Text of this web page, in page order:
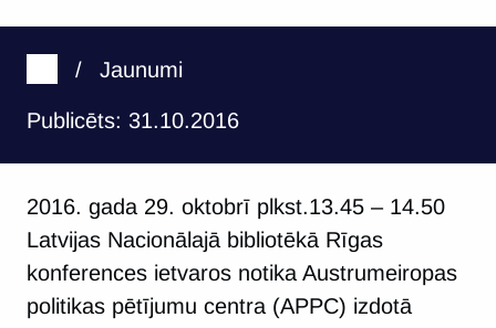
/ Jaunumi
Publicēts: 31.10.2016
2016. gada 29. oktobrī plkst.13.45 – 14.50
Latvijas Nacionālajā bibliotēkā Rīgas
konferences ietvaros notika Austrumeiropas
politikas pētījumu centra (APPC) izdotā